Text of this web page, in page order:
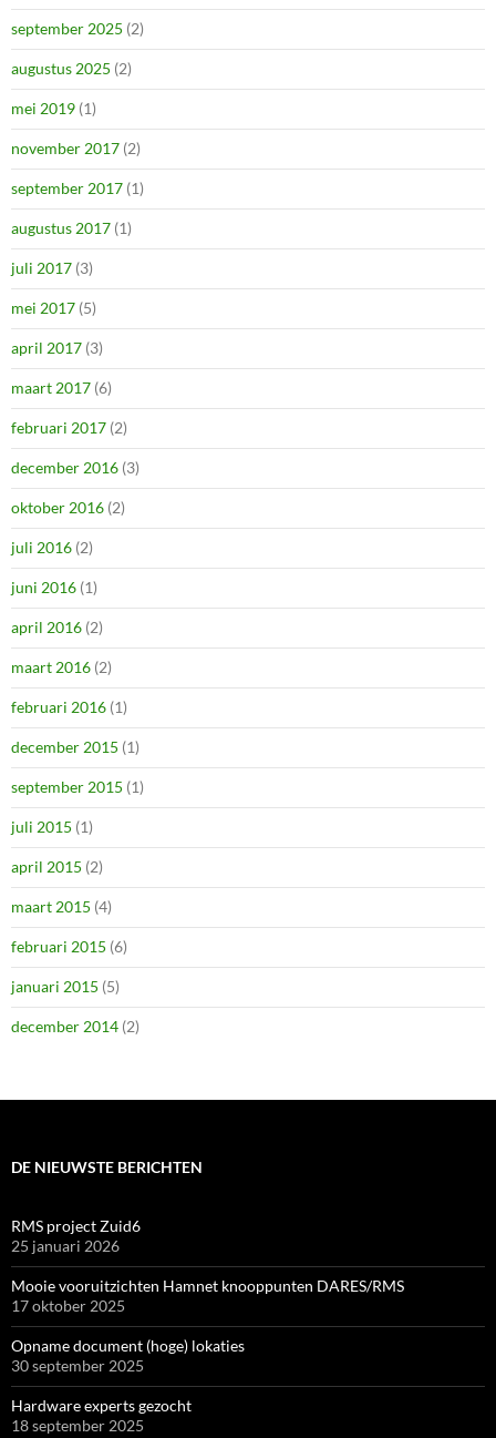
september 2025 (2)
augustus 2025 (2)
mei 2019 (1)
november 2017 (2)
september 2017 (1)
augustus 2017 (1)
juli 2017 (3)
mei 2017 (5)
april 2017 (3)
maart 2017 (6)
februari 2017 (2)
december 2016 (3)
oktober 2016 (2)
juli 2016 (2)
juni 2016 (1)
april 2016 (2)
maart 2016 (2)
februari 2016 (1)
december 2015 (1)
september 2015 (1)
juli 2015 (1)
april 2015 (2)
maart 2015 (4)
februari 2015 (6)
januari 2015 (5)
december 2014 (2)
DE NIEUWSTE BERICHTEN
RMS project Zuid6
25 januari 2026
Mooie vooruitzichten Hamnet knooppunten DARES/RMS
17 oktober 2025
Opname document (hoge) lokaties
30 september 2025
Hardware experts gezocht
18 september 2025